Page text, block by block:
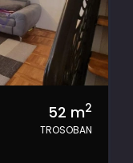
52 m2
TROSOBAN